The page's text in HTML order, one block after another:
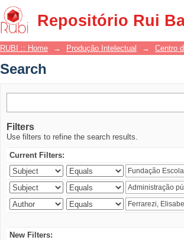
Repositório Rui
Search
RUBI :: Home → Produção Intelectual → Centro
Search
Filters
Use filters to refine the search results.
Current Filters:
New Filters: